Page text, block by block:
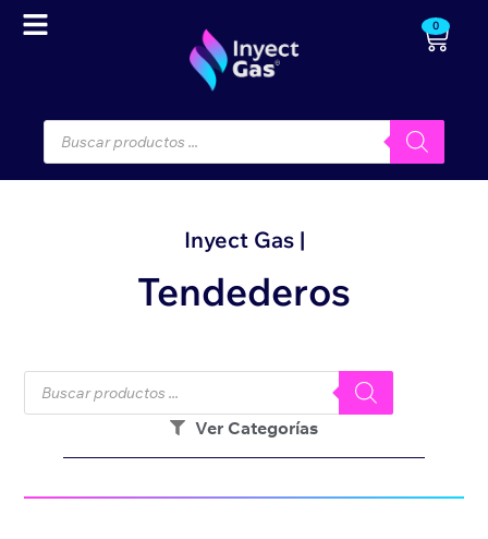
0
Inyect Gas |
Tendederos
Ver Categorías